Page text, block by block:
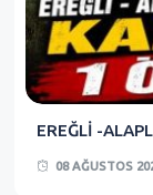
EREĞLİ -
08 AĞUSTOS